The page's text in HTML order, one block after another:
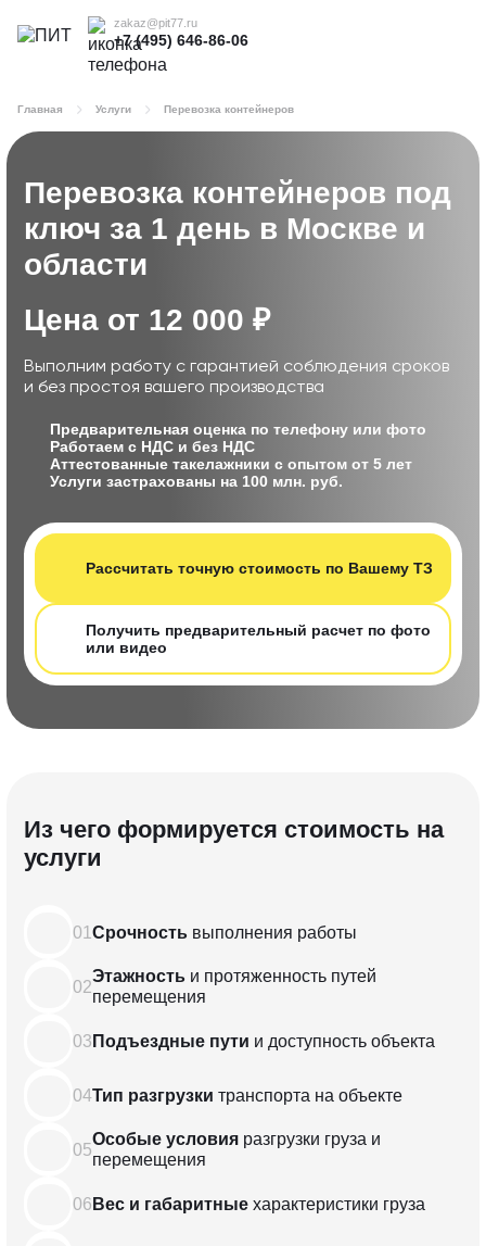
zakaz@pit77.ru
+7 (495) 646-86-06
Главная Услуги Перевозка контейнеров
Перевозка контейнеров под
ключ за 1 день в Москве и
области
Цена от 12 000 ₽
Выполним работу с гарантией соблюдения сроков
и без простоя вашего производства
Предварительная оценка по телефону или фото
Работаем с НДС и без НДС
Аттестованные такелажники с опытом от 5 лет
Услуги застрахованы на 100 млн. руб.
Рассчитать т очную стоимость по Вашему ТЗ
Получить предварительный расчет по фот о
или видео
Из чего формируется стоимость на
услуги
01 Срочность выполнения работы
02
Этажность и протяженность путей
перемещения
03 Подъездные пути и доступность объекта
04Тип разгрузки транспорта на объекте
05
Особые условия разгрузки груза и
перемещения
06 Вес и габаритные характеристики груза